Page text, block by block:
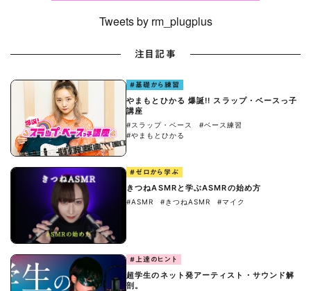
Tweets by rm_plugplus
注目記事
#基礎から練習
やまもとひかる 爆誕!! スラップ・ベースっ子
講座
#スラップ・ベース
#ベース練習
#やまもとひかる
#ゼロから学ぶ
きつねASMRと学ぶASMRの始め方
#ASMR #きつねASMR #マイク
#上達のヒント
超学生のネット発アーティスト・サウンド解
剖。